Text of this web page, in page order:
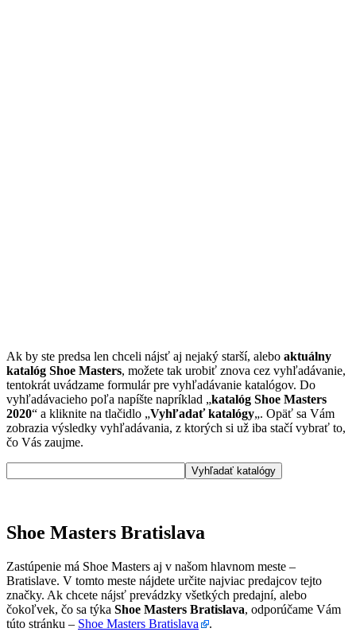
Ak by ste predsa len chceli nájsť aj nejaký starší, alebo aktuálny
katalóg Shoe Masters, možete tak urobiť znova cez vyhľadávanie,
tentokrát uvádzame formulár pre vyhľadávanie katalógov. Do
vyhľadávacieho poľa napíšte napríklad „katalóg Shoe Masters
2020“ a kliknite na tlačidlo „Vyhľadať katalógy„. Opäť sa Vám
zobrazia výsledky vyhľadávania, z ktorých si už iba stačí vybrať to,
čo Vás zaujme.
Shoe Masters Bratislava
Zastúpenie má Shoe Masters aj v našom hlavnom meste –
Bratislave. V tomto meste nájdete určite najviac predajcov tejto
značky. Ak chcete nájsť prevádzky všetkých predajní, alebo
čokoľvek, čo sa týka Shoe Masters Bratislava, odporúčame Vám
túto stránku – Shoe Masters Bratislava .